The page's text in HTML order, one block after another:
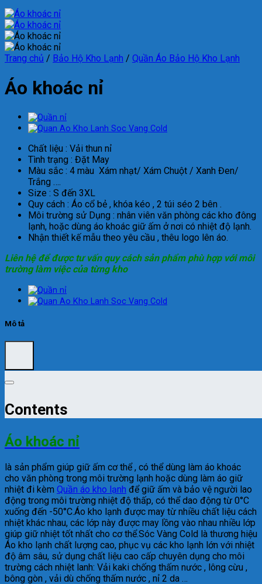
Trang chủ / Bảo Hộ Kho Lạnh / Quần Áo Bảo Hộ Kho Lạnh
Áo khoác nỉ
Chất liệu : Vải thun nỉ
Tình trạng : Đặt May
Màu sắc : 4 màu Xám nhạt/ Xám Chuột / Xanh Đen/
Trắng ….
Size : S đến 3XL
Quy cách : Áo cổ bẻ , khóa kéo , 2 túi séo 2 bên .
Môi trường sử Dụng : nhân viên văn phòng các kho đông
lạnh, hoặc dùng áo khoác giữ ấm ở nơi có nhiệt độ lạnh.
Nhận thiết kế mẫu theo yêu cầu , thêu logo lên áo.
Liên hệ để được tư vấn quy cách sản phẩm phù hợp với môi
trường làm việc của từng kho
Mô tả
Contents
Áo khoác nỉ
là sản phẩm giúp giữ ấm cơ thể , có thể dùng làm áo khoác
cho văn phòng trong môi trường lạnh hoặc dùng làm áo giữ
nhiệt đi kèm Quần áo kho lạnh để giữ ấm và bảo vệ người lao
động trong môi trường nhiệt độ thấp, có thể dao động từ 0°C
xuống đến -50°C.Áo kho lạnh được may từ nhiều chất liệu cách
nhiệt khác nhau, các lớp này được may lồng vào nhau nhiều lớp
giúp giữ nhiệt tốt nhất cho cơ thể.Sóc Vàng Cold là thương hiệu
Áo kho lạnh chất lượng cao, phục vụ các kho lạnh lớn với nhiệt
độ âm sâu, sử dụng chất liệu cao cấp chuyên dụng cho môi
trường cách nhiệt lanh: Vải kaki chống thấm nước , lông cừu ,
bông gòn , vải dù chống thấm nước , nỉ 2 da …